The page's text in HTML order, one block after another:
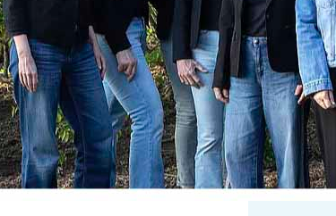
een kleedje of stoeltje mee (misschien
wat lekkers) en geniet! Start: 15.00 tot
16.00 uur Locatie: bij de grote…